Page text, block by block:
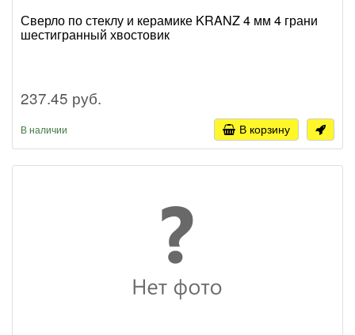
Сверло по стеклу и керамике KRANZ 4 мм 4 грани
шестигранный хвостовик
237.45 руб.
В наличии В корзину